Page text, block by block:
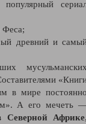
Феса;
древний и
в мире
А его мечеть
Северной Африке